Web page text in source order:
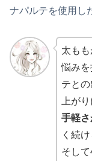
ナパルテを使用し
太も
悩み
テと
上が
手軽
く続
そし